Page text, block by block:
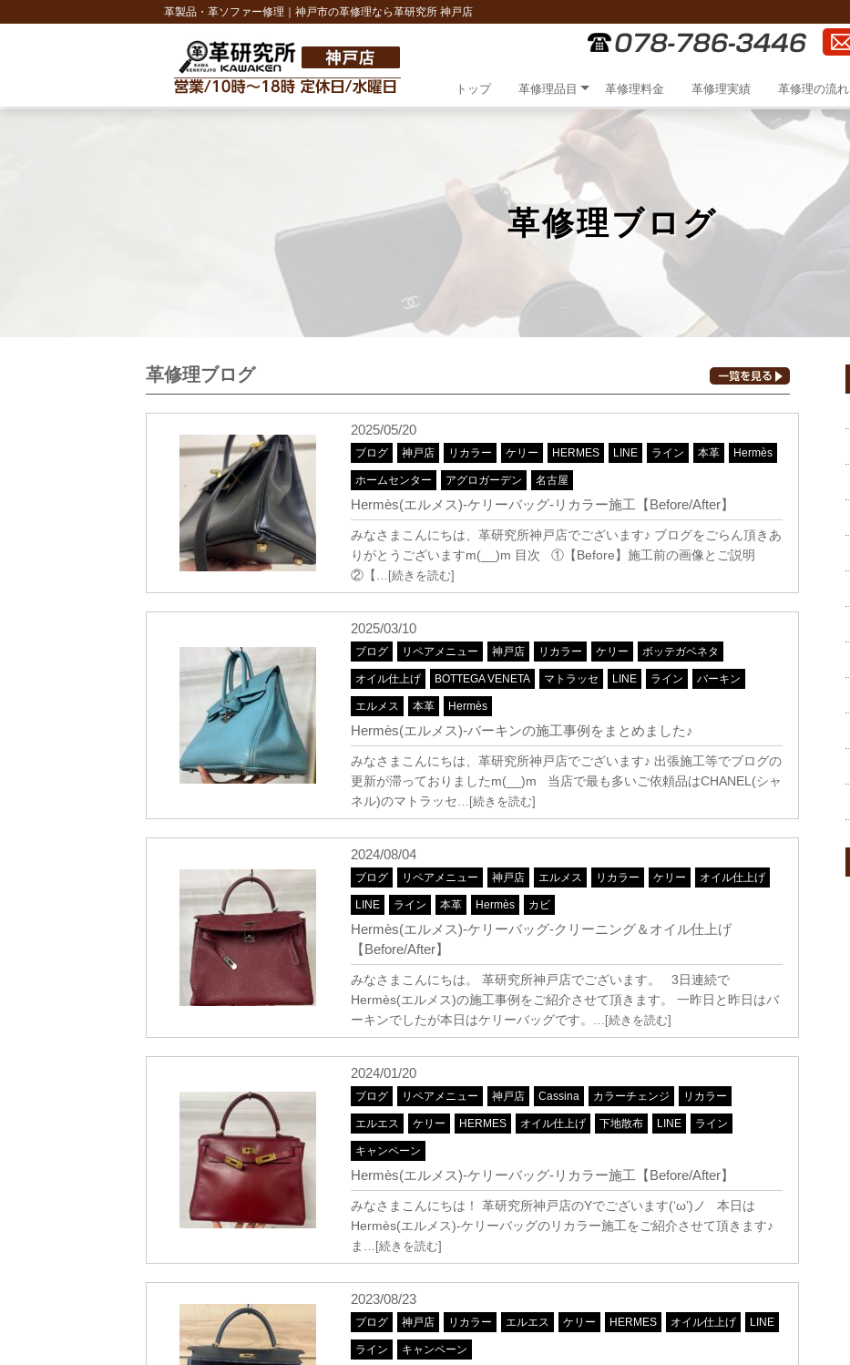
革製品・革ソファー修理｜神戸市の革修理なら革研究所 神戸店
トップ 革修理品目 革修理料金 革修理実績 革修理の流れ
革修理ブログ
革修理ブログ
2025/05/20
ブログ 神戸店 リカラー ケリー HERMES LINE ライン 本革 Hermès
ホームセンター アグロガーデン 名古屋
Hermès(エルメス)-ケリーバッグ-リカラー施工【Before/After】
みなさまこんにちは、革研究所神戸店でございます♪ ブログをごらん頂きあ
りがとうございますm(__)m 目次 ①【Before】施工前の画像とご説明
②【 …[続きを読む]
2025/03/10
ブログ リペアメニュー 神戸店 リカラー ケリー ボッテガベネタ
オイル仕上げ BOTTEGA VENETA マトラッセ LINE ライン バーキン
エルメス 本革 Hermès
Hermès(エルメス)-バーキンの施工事例をまとめました♪
みなさまこんにちは、革研究所神戸店でございます♪ 出張施工等でブログの
更新が滞っておりましたm(__)m 当店で最も多いご依頼品はCHANEL(シャ
ネル)のマトラッセ…[続きを読む]
2024/08/04
ブログ リペアメニュー 神戸店 エルメス リカラー ケリー オイル仕上げ
LINE ライン 本革 Hermès カビ
Hermès(エルメス)-ケリーバッグ-クリーニング＆オイル仕上げ
【Before/After】
みなさまこんにちは。 革研究所神戸店でございます。 3日連続で
Hermès(エルメス)の施工事例をご紹介させて頂きます。 一昨日と昨日はバ
ーキンでしたが本日はケリーバッグです。 …[続きを読む]
2024/01/20
ブログ リペアメニュー 神戸店 Cassina カラーチェンジ リカラー
エルエス ケリー HERMES オイル仕上げ 下地散布 LINE ライン
キャンペーン
Hermès(エルメス)-ケリーバッグ-リカラー施工【Before/After】
みなさまこんにちは！ 革研究所神戸店のYでございます(‘ω’)ノ 本日は
Hermès(エルメス)-ケリーバッグのリカラー施工をご紹介させて頂きます♪
ま …[続きを読む]
2023/08/23
ブログ 神戸店 リカラー エルエス ケリー HERMES オイル仕上げ LINE
ライン キャンペーン